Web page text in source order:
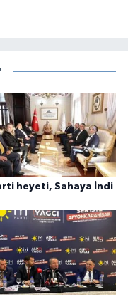
heyeti, Sahaya İndi